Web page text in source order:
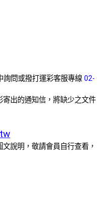
詢問或撥打運彩客服專線 02-
出的通知信，將缺少之文件
說明，敬請會員自行查看，